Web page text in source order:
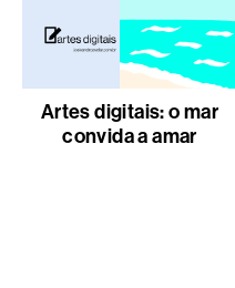
Artes digitais: o mar
convida a amar